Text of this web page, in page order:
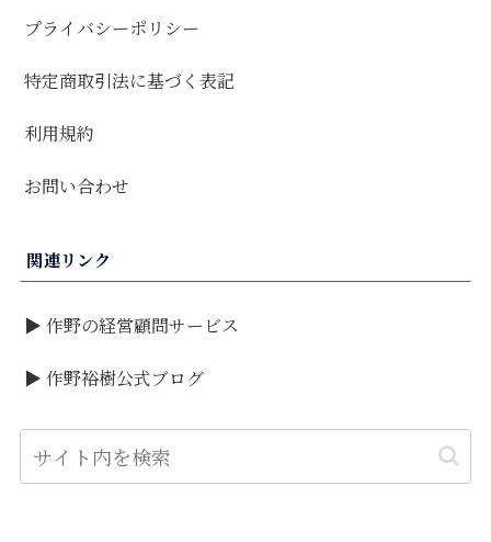
プライバシーポリシー
特定商取引法に基づく表記
利用規約
お問い合わせ
関連リンク
▶ 作野の経営顧問サービス
▶ 作野裕樹公式ブログ